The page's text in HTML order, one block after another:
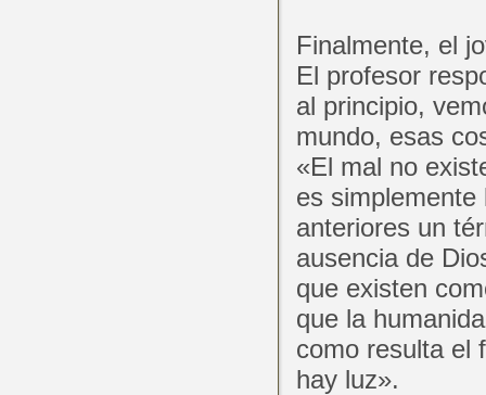
Finalmente, el
El profesor
al principio,
mundo, esas
«El mal no
es
anteriores un
ausencia de
que existen
que la
como resulta el
hay luz».